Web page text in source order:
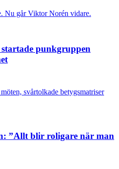
Nu går Viktor Norén vidare.
punkgruppen
svårtolkade betygsmatriser
”Allt blir roligare när man